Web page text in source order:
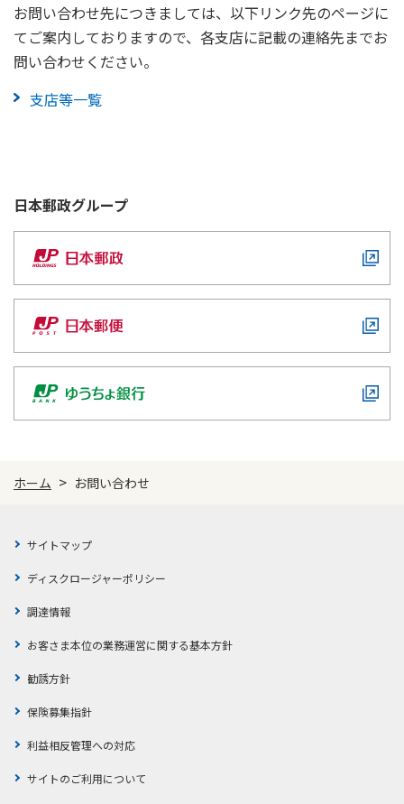
たい」をタップ。
「コミュニケーターにチャットで質問する」→「は
い」をタップでコミュニケーターに繋がります。
ご質問を入力します。
お電話
受付時間
平日 9：00～21：00／土日休日 9：00～17：00
番号 ご用件
3
生命保険ご加入のご相談・お申込み、保険料
ご請求後の状況確認など、お客さま相談室へ
5 その他のお問い合わせ
無料）
手話通訳サービス
個人情報保護のため、個別のご契約に関するお問い合わせは契約
者等ご本人さまからのご連絡をお願いいたします。
応対品質向上のため、お客さまとの通話は録音を行っておりま
合がございます。あらかじめご了承ください。
お客さま相談室
お問い合わせ先につきましては、以下リンク先のページに
てご案内しておりますので、各支店に記載の連絡先までお
問い合わせください。
支店等一覧
日本郵政グループ
ホーム > お問い合わせ
サイトマップ
ディスクロージャーポリシー
調達情報
お客さま本位の業務運営に関する基本方針
勧誘方針
保険募集指針
利益相反管理への対応
サイトのご利用について